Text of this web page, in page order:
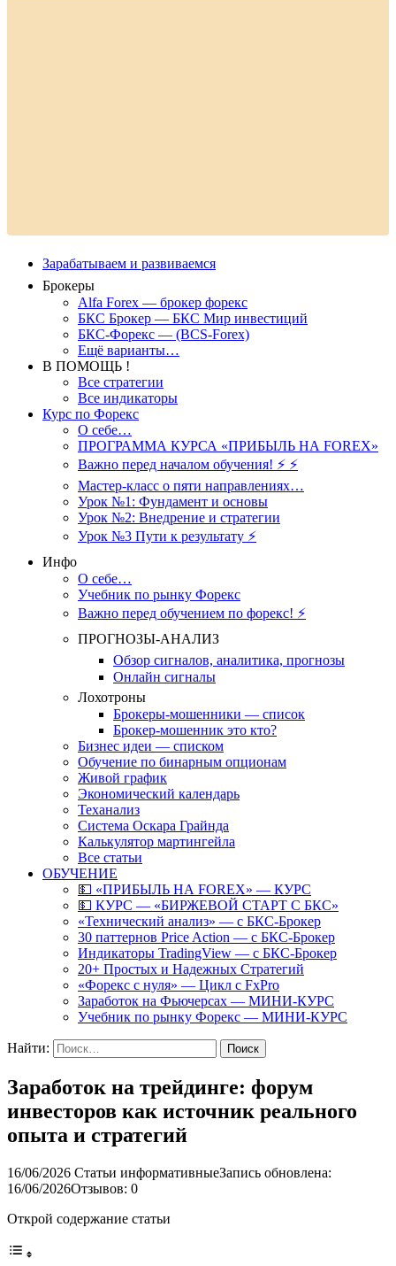
Зарабатываем и развиваемся
Брокеры
Alfa Forex — брокер форекс
БКС Брокер — БКС Мир инвестиций
БКС-Форекс — (BCS-Forex)
Ещё варианты…
В ПОМОЩЬ !
Все стратегии
Все индикаторы
Курс по Форекс
О себе…
ПРОГРАММА КУРСА «ПРИБЫЛЬ НА FOREX»
Важно перед началом обучения! ⚡ ⚡
Мастер-класс о пяти направлениях…
Урок №1: Фундамент и основы
Урок №2: Внедрение и стратегии
Урок №3 Пути к результату ⚡️
Инфо
О себе…
Учебник по рынку Форекс
Важно перед обучением по форекс! ⚡
ПРОГНОЗЫ-АНАЛИЗ
Обзор сигналов, аналитика, прогнозы
Онлайн сигналы
Лохотроны
Брокеры-мошенники — список
Брокер-мошенник это кто?
Бизнес идеи — списком
Обучение по бинарным опционам
Живой график
Экономический календарь
Теханализ
Система Оскара Грайнда
Калькулятор мартингейла
Все статьи
ОБУЧЕНИЕ
💵 «ПРИБЫЛЬ НА FOREX» — КУРС
💵 КУРС — «БИРЖЕВОЙ СТАРТ С БКС»
«Технический анализ» — с БКС-Брокер
30 паттернов Price Action — с БКС-Брокер
Индикаторы TradingView — с БКС-Брокер
20+ Простых и Надежных Стратегий
«Форекс с нуля» — Цикл с FxPro
Заработок на Фьючерсах — МИНИ-КУРС
Учебник по рынку Форекс — МИНИ-КУРС
Найти:
Заработок на трейдинге: форум
инвесторов как источник реального
опыта и стратегий
16/06/2026 Статьи информативныеЗапись обновлена:
16/06/2026Отзывов: 0
Открой содержание статьи